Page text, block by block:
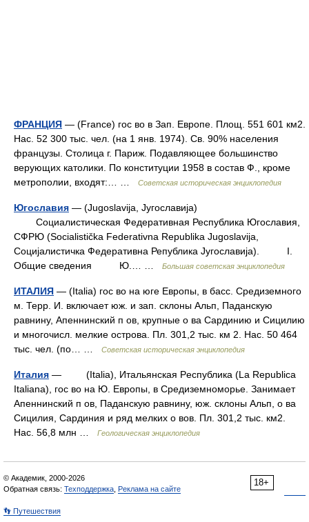
ФРАНЦИЯ — (France) гос во в Зап. Европе. Площ. 551 601 км2.
Нас. 52 300 тыс. чел. (на 1 янв. 1974). Св. 90% населения
французы. Столица г. Париж. Подавляющее большинство
верующих католики. По конституции 1958 в состав Ф., кроме
метрополии, входят:… …
Советская историческая энциклопедия
Югославия — (Jugoslavija, Jyгославиja)
Социалистическая Федеративная Республика Югославия,
СФРЮ (Socialistička Federativna Republika Jugoslavija,
Социjaлистичка Федеративна Република Jyгославиja). I.
Общие сведения Ю.… …
Большая советская энциклопедия
ИТАЛИЯ — (Italia) гос во на юге Европы, в басс. Средиземного
м. Терр. И. включает юж. и зап. склоны Альп, Паданскую
равнину, Апеннинский п ов, крупные о ва Сардинию и Сицилию
и многочисл. мелкие острова. Пл. 301,2 тыс. км 2. Нас. 50 464
тыс. чел. (по… …
Советская историческая энциклопедия
Италия — (Italia), Итальянская Pеспубликa (La Republica
Italiana), гос во на Ю. Eвропы, в Cредиземноморье. Занимает
Aпеннинский п ов, Паданскую равнину, юж. склоны Aльп, o ва
Cицилия, Cардиния и ряд мелких o вов. Пл. 301,2 тыс. км2.
Hac. 56,8 млн …
Геологическая энциклопедия
18+
© Академик, 2000-2026
Обратная связь: Техподдержка Реклама на сайте
👣 Путешествия